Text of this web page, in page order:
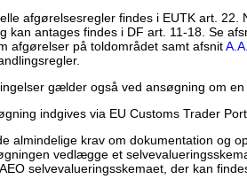
afgørelsesregler findes i EUTK art.
kan antages findes i DF art. 11-18. Se
afgørelser på toldområdet samt afsnit
gælder også ved ansøgning om en
indgives via EU Customs Trader
almindelige krav om dokumentation og
vedlægge et
selvevalueringsskemaet, der kan